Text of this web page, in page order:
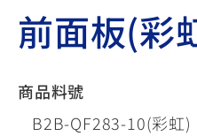
前面板(彩
商品料號
B2B-QF283-10(彩虹)